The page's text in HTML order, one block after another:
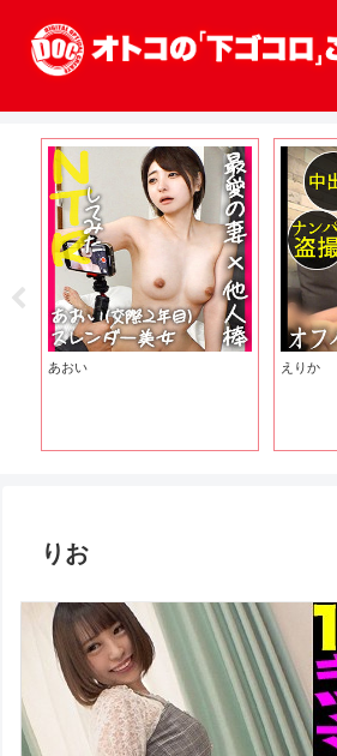
あおい えりか
りお